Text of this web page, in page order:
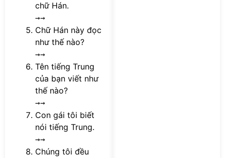
chữ Hán.
→→
Chữ Hán này đọc
như thế nào?
→→
Tên tiếng Trung
của bạn viết như
thế nào?
→→
Con gái tôi biết
nói tiếng Trung.
→→
Chúng tôi đều